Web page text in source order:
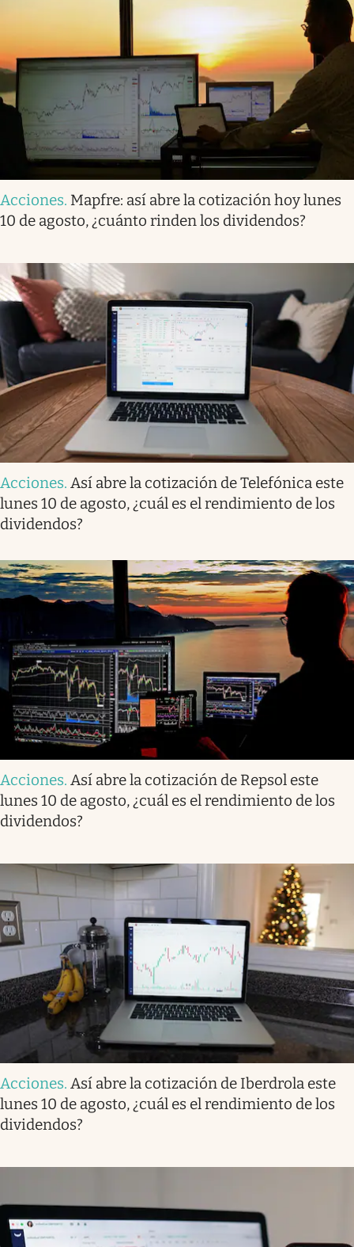
Acciones. Mapfre: así abre la cotización hoy lunes
10 de agosto, ¿cuánto rinden los dividendos?
Acciones. Así abre la cotización de Telefónica este
lunes 10 de agosto, ¿cuál es el rendimiento de los
dividendos?
Acciones. Así abre la cotización de Repsol este
lunes 10 de agosto, ¿cuál es el rendimiento de los
dividendos?
Acciones. Así abre la cotización de Iberdrola este
lunes 10 de agosto, ¿cuál es el rendimiento de los
dividendos?